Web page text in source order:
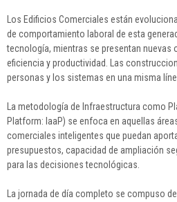
Los Edificios Comerciales están
de comportamiento laboral de esta
tecnología, mientras se presentan nuevas
eficiencia y productividad. Las
personas y los sistemas en una misma
La metodología de Infraestructura como
Platform: IaaP) se enfoca en aquellas
comerciales inteligentes que puedan
presupuestos, capacidad de ampliación
para las decisiones tecnológicas.
La jornada de día completo se compuso